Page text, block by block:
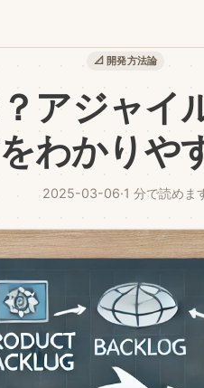
📐 開発方法論
アジャイ
わかりや
2025-03-06·1 分で読めま